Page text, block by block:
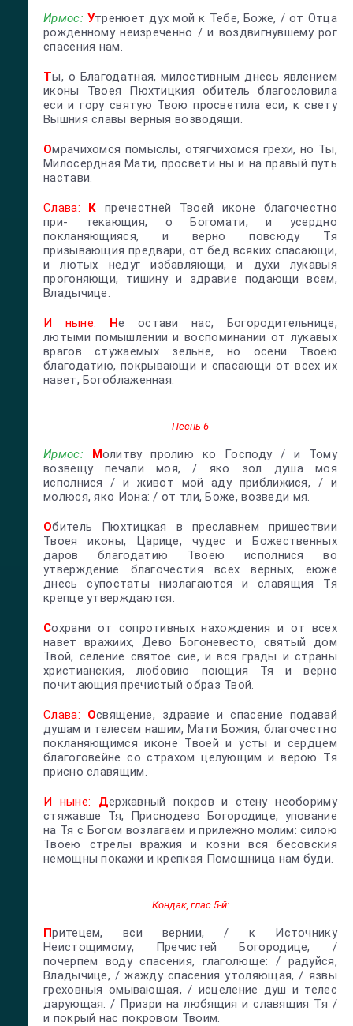
Ирмос: Утренюет дух мой к Тебе, Боже, / от Отца
рожденному неизреченно / и воздвигнувшему рог
спасения нам.
Ты, о Благодатная, милостивным днесь явлением
иконы Твоея Пюхтицкия обитель благословила
еси и гору святую Твою просветила еси, к свету
Вышния славы верныя возводящи.
Омрачихомся помыслы, отягчихомся грехи, но Ты,
Милосердная Мати, просвети ны и на правый путь
настави.
Слава: К пречестней Твоей иконе благочестно
при- текающия, о Богомати, и усердно
покланяющияся, и верно повсюду Тя
призывающия предвари, от бед всяких спасающи,
и лютых недуг избавляющи, и духи лукавыя
прогоняющи, тишину и здравие подающи всем,
Владычице.
И ныне: Не остави нас, Богородительнице,
лютыми помышлении и воспоминании от лукавых
врагов стужаемых зельне, но осени Твоею
благодатию, покрывающи и спасающи от всех их
навет, Богоблаженная.
Песнь 6
Ирмос: Молитву пролию ко Господу / и Тому
возвещу печали моя, / яко зол душа моя
исполнися / и живот мой аду приближися, / и
молюся, яко Иона: / от тли, Боже, возведи мя.
Обитель Пюхтицкая в преславнем пришествии
Твоея иконы, Царице, чудес и Божественных
даров благодатию Твоею исполнися во
утверждение благочестия всех верных, еюже
днесь супостаты низлагаются и славящия Тя
крепце утверждаются.
Сохрани от сопротивных нахождения и от всех
навет вражиих, Дево Богоневесто, святый дом
Твой, селение святое сие, и вся грады и страны
христианския, любовию поющия Тя и верно
почитающия пречистый образ Твой.
Слава: Освящение, здравие и спасение подавай
душам и телесем нашим, Мати Божия, благочестно
покланяющимся иконе Твоей и усты и сердцем
благоговейне со страхом целующим и верою Тя
присно славящим.
И ныне: Державный покров и стену необориму
стяжавше Тя, Приснодево Богородице, упование
на Тя с Богом возлагаем и прилежно молим: силою
Твоею стрелы вражия и козни вся бесовския
немощны покажи и крепкая Помощница нам буди.
Кондак, глас 5-й:
Притецем, вси вернии, / к Источнику
Неистощимому, Пречистей Богородице, /
почерпем воду спасения, глаголюще: / радуйся,
Владычице, / жажду спасения утоляющая, / язвы
греховныя омывающая, / исцеление душ и телес
дарующая. / Призри на любящия и славящия Тя /
и покрый нас покровом Твоим.